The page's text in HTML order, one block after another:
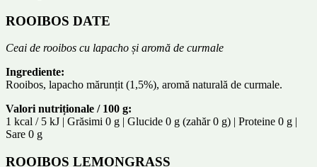
ROOIBOS DATE
Ceai de rooibos cu lapacho și aromă de curmale
Ingrediente:
Rooibos, lapacho mărunțit (1,5%), aromă naturală de curmale.
Valori nutriționale / 100 g:
1 kcal / 5 kJ | Grăsimi 0 g | Glucide 0 g (zahăr 0 g) | Proteine 0 g |
Sare 0 g
ROOIBOS LEMONGRASS